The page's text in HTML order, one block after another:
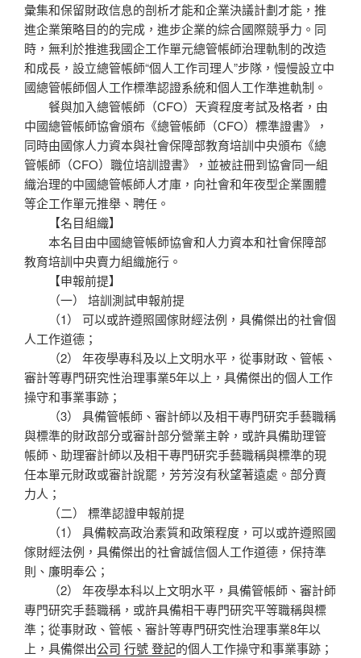
彙集和保留財政信息的剖析才能和企業決議計劃才能，推
進企業策略目的的完成，進步企業的綜合國際競爭力。同
時，無利於推進我國企工作單元總管帳師治理軌制的改造
和成長，設立總管帳師“個人工作司理人”步隊，慢慢設立中
國總管帳師個人工作標準認證系統和個人工作準進軌制。
餐與加入總管帳師（CFO）天資程度考試及格者，由
中國總管帳師協會頒布《總管帳師（CFO）標準證書》，
同時由國傢人力資本與社會保障部教育培訓中央頒布《總
管帳師（CFO）職位培訓證書》，並被註冊到協會同一組
織治理的中國總管帳師人才庫，向社會和年夜型企業團體
等企工作單元推舉、聘任。
【名目組織】
本名目由中國總管帳師協會和人力資本和社會保障部
教育培訓中央賣力組織施行。
【申報前提】
（一） 培訓測試申報前提
（1） 可以或許遵照國傢財經法例，具備傑出的社會個
人工作道德；
（2） 年夜學專科及以上文明水平，從事財政、管帳、
審計等專門研究性治理事業5年以上，具備傑出的個人工作
操守和事業事跡；
（3） 具備管帳師、審計師以及相干專門研究手藝職稱
與標準的財政部分或審計部分營業主幹，或許具備助理管
帳師、助理審計師以及相干專門研究手藝職稱與標準的現
任本單元財政或審計說罷，芳芳沒有秋望著遠處。部分賣
力人；
（二） 標準認證申報前提
（1） 具備較高政治素質和政策程度，可以或許遵照國
傢財經法例，具備傑出的社會誠信個人工作道德，保持準
則、廉明奉公；
（2） 年夜學本科以上文明水平，具備管帳師、審計師
專門研究手藝職稱，或許具備相干專門研究平等職稱與標
準；從事財政、管帳、審計等專門研究性治理事業8年以
上，具備傑出公司 行號 登記的個人工作操守和事業事跡；